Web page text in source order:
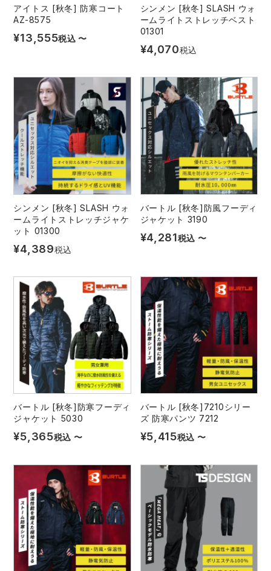
アイトス [秋冬] 防寒コート
AZ-8575
¥13,555税込 〜
シンメン [秋冬] SLASH ウォ
ームライトストレッチベスト
01301
¥4,070税込
シンメン [秋冬] SLASH ウォ
ームライトストレッチジャケ
ット 01300
¥4,389税込
バートル [秋冬]防風フーディ
ジャケット 3190
¥4,281税込 〜
バートル [秋冬]防寒フーディ
ジャケット 5030
¥5,365税込 〜
バートル [秋冬]7210シリー
ズ 防寒パンツ 7212
¥5,415税込 〜